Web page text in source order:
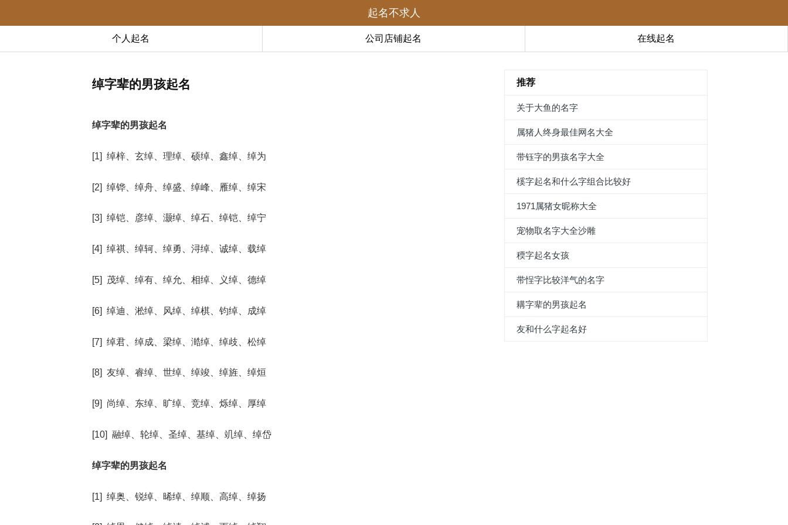
起名不求人
个人起名 公司店铺起名 在线起名
绰字辈的男孩起名
绰字辈的男孩起名
[1] 绰梓、玄绰、理绰、硕绰、鑫绰、绰为
[2] 绰铧、绰舟、绰盛、绰峰、雁绰、绰宋
[3] 绰铠、彦绰、灏绰、绰石、绰铠、绰宁
[4] 绰祺、绰轲、绰勇、浔绰、诚绰、载绰
[5] 茂绰、绰有、绰允、相绰、义绰、德绰
[6] 绰迪、淞绰、风绰、绰棋、钧绰、成绰
[7] 绰君、绰成、梁绰、澔绰、绰歧、松绰
[8] 友绰、睿绰、世绰、绰竣、绰旌、绰烜
[9] 尚绰、东绰、旷绰、竞绰、烁绰、厚绰
[10] 融绰、轮绰、圣绰、基绰、竌绰、绰岱
绰字辈的男孩起名
[1] 绰奥、锐绰、晞绰、绰顺、高绰、绰扬
推荐
关于大鱼的名字
属猪人终身最佳网名大全
带钰字的男孩名字大全
榽字起名和什么字组合比较好
1971属猪女昵称大全
宠物取名字大全沙雕
稬字起名女孩
带悜字比较洋气的名字
耩字辈的男孩起名
友和什么字起名好